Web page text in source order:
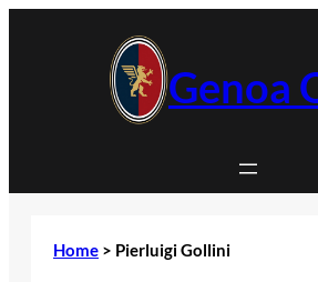
Genoa
Home > Pierluigi Gollini